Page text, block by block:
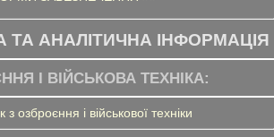
ТА АНАЛІТИЧНА ІНФОРМАЦІЯ
І ВІЙСЬКОВА ТЕХНІКА:
з озброєння і військової техніки